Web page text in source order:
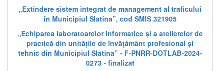
„Extindere sistem integrat de management al traficului
în Municipiul Slatina”, cod SMIS 321905
„Echiparea laboratoarelor informatice și a atelierelor de
practică din unitățile de învățământ profesional și
tehnic din Municipiul Slatina” - F-PNRR-DOTLAB-2024-
0273 - finalizat